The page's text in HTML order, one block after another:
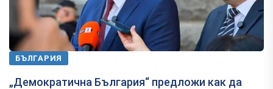
БЪЛГАРИЯ
„Демократична България“ предложи как да